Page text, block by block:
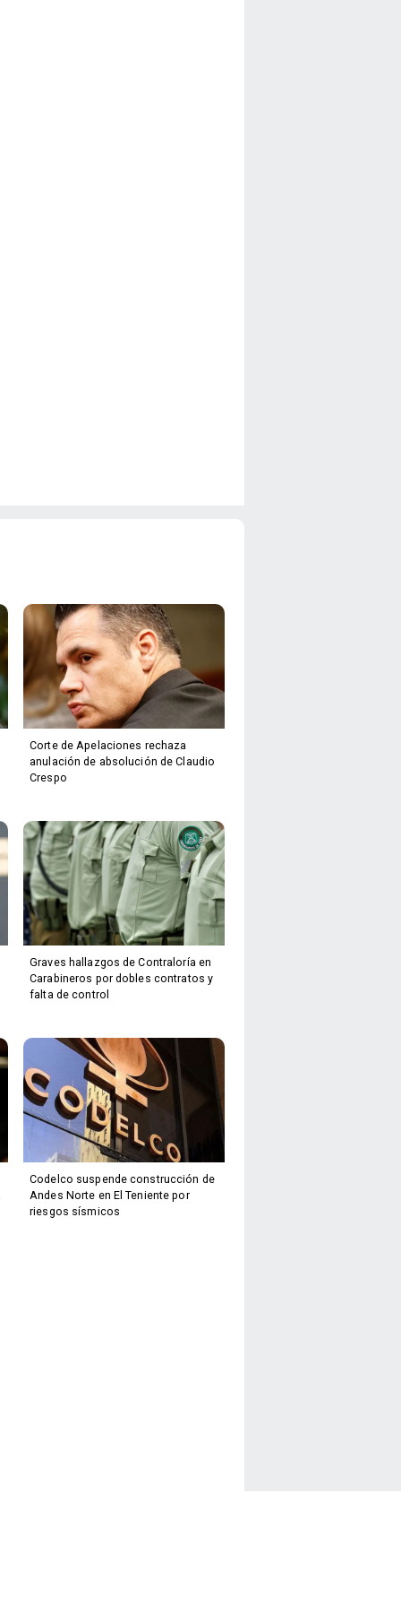
Corte de Apelaciones rechaza
anulación de absolución de Claudio
Crespo
Graves hallazgos de Contraloría en
Carabineros por dobles contratos y
falta de control
Codelco suspende construcción de
Andes Norte en El Teniente por
riesgos sísmicos